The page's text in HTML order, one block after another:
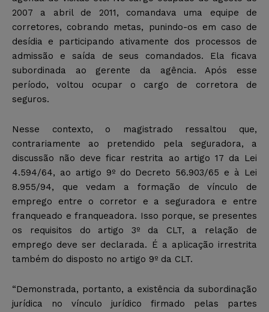
2007 a abril de 2011, comandava uma equipe de
corretores, cobrando metas, punindo-os em caso de
desídia e participando ativamente dos processos de
admissão e saída de seus comandados. Ela ficava
subordinada ao gerente da agência. Após esse
período, voltou ocupar o cargo de corretora de
seguros.
Nesse contexto, o magistrado ressaltou que,
contrariamente ao pretendido pela seguradora, a
discussão não deve ficar restrita ao artigo 17 da Lei
4.594/64, ao artigo 9º do Decreto 56.903/65 e à Lei
8.955/94, que vedam a formação de vínculo de
emprego entre o corretor e a seguradora e entre
franqueado e franqueadora. Isso porque, se presentes
os requisitos do artigo 3º da CLT, a relação de
emprego deve ser declarada. É a aplicação irrestrita
também do disposto no artigo 9º da CLT.
“Demonstrada, portanto, a existência da subordinação
jurídica no vínculo jurídico firmado pelas partes